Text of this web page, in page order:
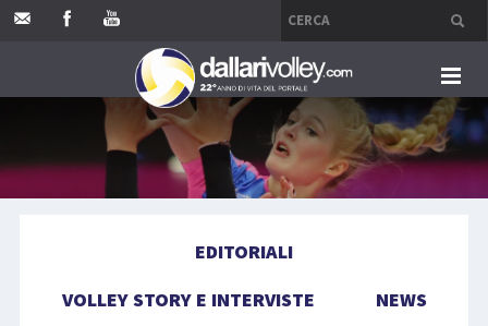
HOME
EDITORIALI
VOLLEY STORY E INTERVISTE
NEWS